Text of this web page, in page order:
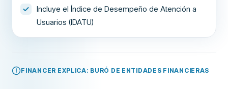
Incluye el Índice de Desempeño de Atención a
Usuarios (IDATU)
FINANCER EXPLICA: BURÓ DE ENTIDADES FINANCIERAS